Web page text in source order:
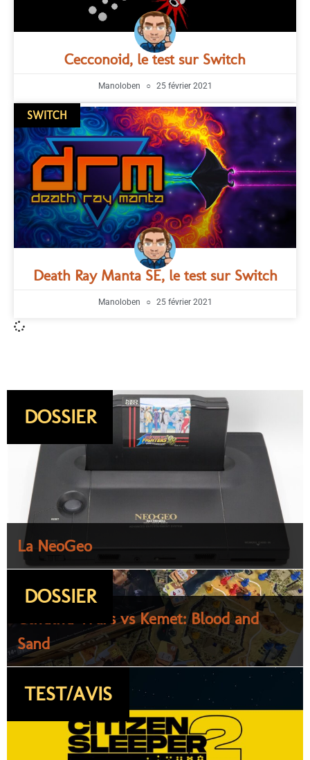
Cecconoid, le test sur Switch
Manoloben 25 février 2021
SWITCH
Death Ray Manta SE, le test sur Switch
Manoloben 25 février 2021
DOSSIER
La NeoGeo
DOSSIER
Cthulhu Wars vs Kemet: Blood and
Sand
TEST/AVIS